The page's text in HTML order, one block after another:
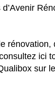
rénovation,
ici
sur